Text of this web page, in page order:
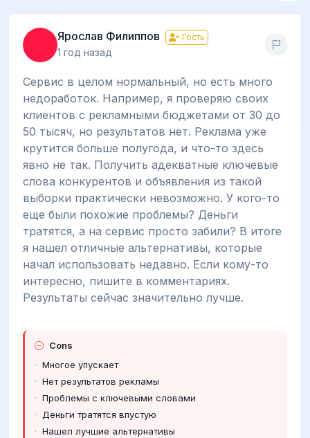
Ярослав Филиппов Гость
1 год назад
Сервис в целом нормальный, но есть много
недоработок. Например, я проверяю своих
клиентов с рекламными бюджетами от 30 до
50 тысяч, но результатов нет. Реклама уже
крутится больше полугода, и что-то здесь
явно не так. Получить адекватные ключевые
слова конкурентов и объявления из такой
выборки практически невозможно. У кого-то
еще были похожие проблемы? Деньги
тратятся, а на сервис просто забили? В итоге
я нашел отличные альтернативы, которые
начал использовать недавно. Если кому-то
интересно, пишите в комментариях.
Результаты сейчас значительно лучше.
Cons
Многое упускает
Нет результатов рекламы
Проблемы с ключевыми словами
Деньги тратятся впустую
Нашел лучшие альтернативы